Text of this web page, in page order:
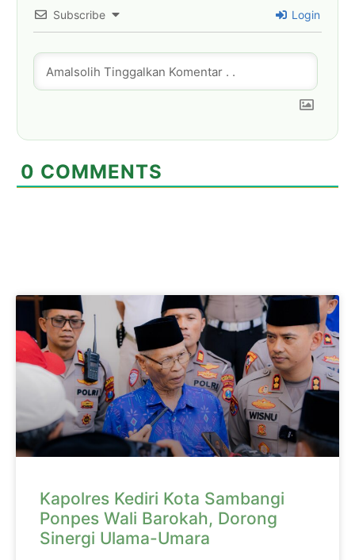
Subscribe Login
0 COMMENTS
Kapolres Kediri Kota Sambangi
Ponpes Wali Barokah, Dorong
Sinergi Ulama-Umara